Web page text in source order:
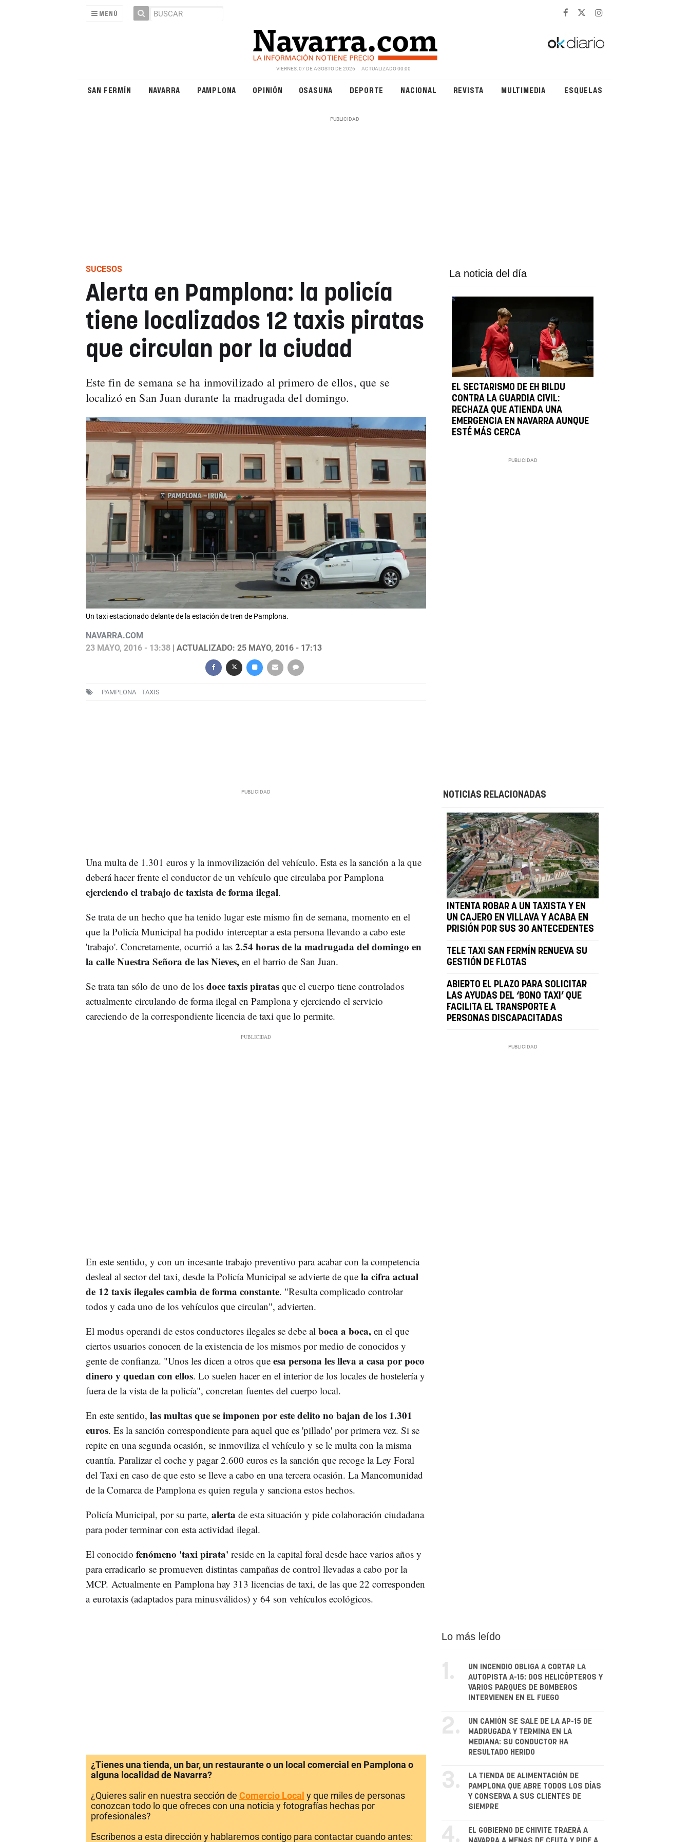
MENÚ
VIERNES, 07 DE AGOSTO DE 2026 ACTUALIZADO 00:00
SAN FERMÍN NAVARRA PAMPLONA OPINIÓN OSASUNA DEPORTE NACIONAL REVISTA MULTIMEDIA ESQUELAS
SUCESOS
Alerta en Pamplona: la policía
tiene localizados 12 taxis piratas
que circulan por la ciudad
Este fin de semana se ha inmovilizado al primero de ellos, que se
localizó en San Juan durante la madrugada del domingo.
Un taxi estacionado delante de la estación de tren de Pamplona.
NAVARRA.COM
23 MAYO, 2016 - 13:38| ACTUALIZADO: 25 MAYO, 2016 - 17:13
PAMPLONA TAXIS
La noticia del día
EL SECTARISMO DE EH BILDU
CONTRA LA GUARDIA CIVIL:
RECHAZA QUE ATIENDA UNA
EMERGENCIA EN NAVARRA AUNQUE
ESTÉ MÁS CERCA
Una multa de 1.301 euros y la inmovilización del vehículo. Esta es la sanción a la que
deberá hacer frente el conductor de un vehículo que circulaba por Pamplona
ejerciendo el trabajo de taxista de forma ilegal.
Se trata de un hecho que ha tenido lugar este mismo fin de semana, momento en el
que la Policía Municipal ha podido interceptar a esta persona llevando a cabo este
'trabajo'. Concretamente, ocurrió a las 2.54 horas de la madrugada del domingo en
la calle Nuestra Señora de las Nieves,en el barrio de San Juan.
Se trata tan sólo de uno de losdoce taxis piratas que el cuerpo tiene controlados
actualmente circulando de forma ilegal en Pamplona y ejerciendo el servicio
careciendo de la correspondiente licencia de taxi que lo permite.
En este sentido, y con un incesante trabajo preventivo para acabar con la competencia
desleal al sector del taxi, desde la Policía Municipal se advierte de quela cifra actual
de 12 taxis ilegales cambia de forma constante. "Resulta complicado controlar
todos y cada uno de los vehículos que circulan", advierten.
El modus operandi de estos conductores ilegales se debe al boca a boca,en el que
ciertos usuarios conocen de la existencia de los mismos por medio de conocidos y
gente de confianza. "Unos les dicen a otros que esa persona les lleva a casa por poco
dinero y quedan con ellos. Lo suelen hacer en el interior de los locales de hostelería y
fuera de la vista de la policía", concretan fuentes del cuerpo local.
En este sentido, las multas que se imponen por este delito no bajan de los 1.301
euros. Es la sanción correspondiente para aquel que es 'pillado' por primera vez. Si se
repite en una segunda ocasión, se inmoviliza el vehículo y se le multa con la misma
cuantía. Paralizar el coche y pagar 2.600 euros es la sanción que recoge la Ley Foral
del Taxi en caso de que esto se lleve a cabo en una tercera ocasión. La Mancomunidad
de la Comarca de Pamplona es quien regula y sanciona estos hechos.
Policía Municipal, por su parte, alerta de esta situación y pide colaboración ciudadana
para poder terminar con esta actividad ilegal.
El conocido fenómeno 'taxi pirata' reside en la capital foral desde hace varios años y
para erradicarlo se promueven distintas campañas de control llevadas a cabo por la
MCP. Actualmente en Pamplona hay 313 licencias de taxi, de las que 22 corresponden
a eurotaxis (adaptados para minusválidos) y 64 son vehículos ecológicos.
NOTICIAS RELACIONADAS
INTENTA ROBAR A UN TAXISTA Y EN
UN CAJERO EN VILLAVA Y ACABA EN
PRISIÓN POR SUS 30 ANTECEDENTES
TELE TAXI SAN FERMÍN RENUEVA SU
GESTIÓN DE FLOTAS
ABIERTO EL PLAZO PARA SOLICITAR
LAS AYUDAS DEL ‘BONO TAXI’ QUE
FACILITA EL TRANSPORTE A
PERSONAS DISCAPACITADAS
¿Tienes una tienda, un bar, un restaurante o un local comercial en Pamplona o
alguna localidad de Navarra?
¿Quieres salir en nuestra sección de Comercio Local y que miles de personas
conozcan todo lo que ofreces con una noticia y fotografías hechas por
profesionales?
Escríbenos a esta dirección y hablaremos contigo para contactar cuando antes:
Lo más leído
1.
UN INCENDIO OBLIGA A CORTAR LA
AUTOPISTA A-15: DOS HELICÓPTEROS Y
VARIOS PARQUES DE BOMBEROS
INTERVIENEN EN EL FUEGO
2.
UN CAMIÓN SE SALE DE LA AP-15 DE
MADRUGADA Y TERMINA EN LA
MEDIANA: SU CONDUCTOR HA
RESULTADO HERIDO
3.
LA TIENDA DE ALIMENTACIÓN DE
PAMPLONA QUE ABRE TODOS LOS DÍAS
Y CONSERVA A SUS CLIENTES DE
SIEMPRE
4.
EL GOBIERNO DE CHIVITE TRAERÁ A